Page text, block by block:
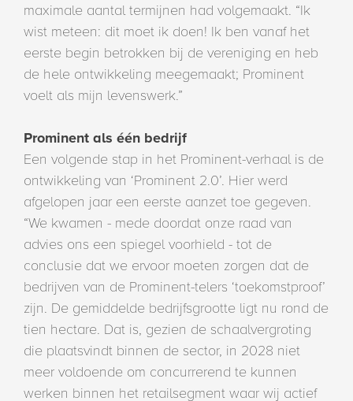
maximale aantal termijnen had volgemaakt. “Ik
wist meteen: dit moet ik doen! Ik ben vanaf het
eerste begin betrokken bij de vereniging en heb
de hele ontwikkeling meegemaakt; Prominent
voelt als mijn levenswerk.”
Prominent als één bedrijf
Een volgende stap in het Prominent-verhaal is de
ontwikkeling van ‘Prominent 2.0’. Hier werd
afgelopen jaar een eerste aanzet toe gegeven.
“We kwamen - mede doordat onze raad van
advies ons een spiegel voorhield - tot de
conclusie dat we ervoor moeten zorgen dat de
bedrijven van de Prominent-telers ‘toekomstproof’
zijn. De gemiddelde bedrijfsgrootte ligt nu rond de
tien hectare. Dat is, gezien de schaalvergroting
die plaatsvindt binnen de sector, in 2028 niet
meer voldoende om concurrerend te kunnen
werken binnen het retailsegment waar wij actief